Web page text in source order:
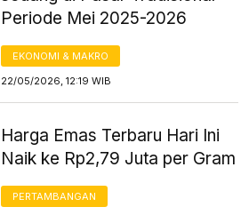
Periode Mei 2025-2026
EKONOMI & MAKRO
22/05/2026, 12:19 WIB
Harga Emas Terbaru Hari Ini
Naik ke Rp2,79 Juta per Gram
PERTAMBANGAN